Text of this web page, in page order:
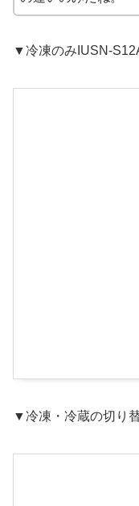
▼冷凍のみIUSN-
▼冷凍・冷蔵の切り